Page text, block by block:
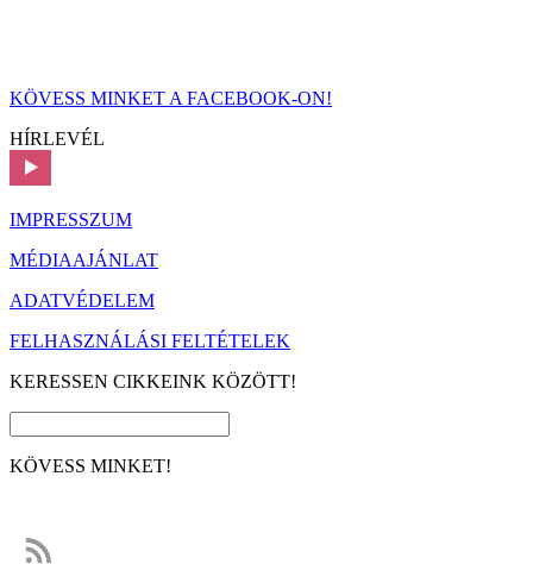
KÖVESS MINKET A FACEBOOK-ON!
HÍRLEVÉL
IMPRESSZUM
MÉDIAAJÁNLAT
ADATVÉDELEM
FELHASZNÁLÁSI FELTÉTELEK
KERESSEN CIKKEINK KÖZÖTT!
KÖVESS MINKET!